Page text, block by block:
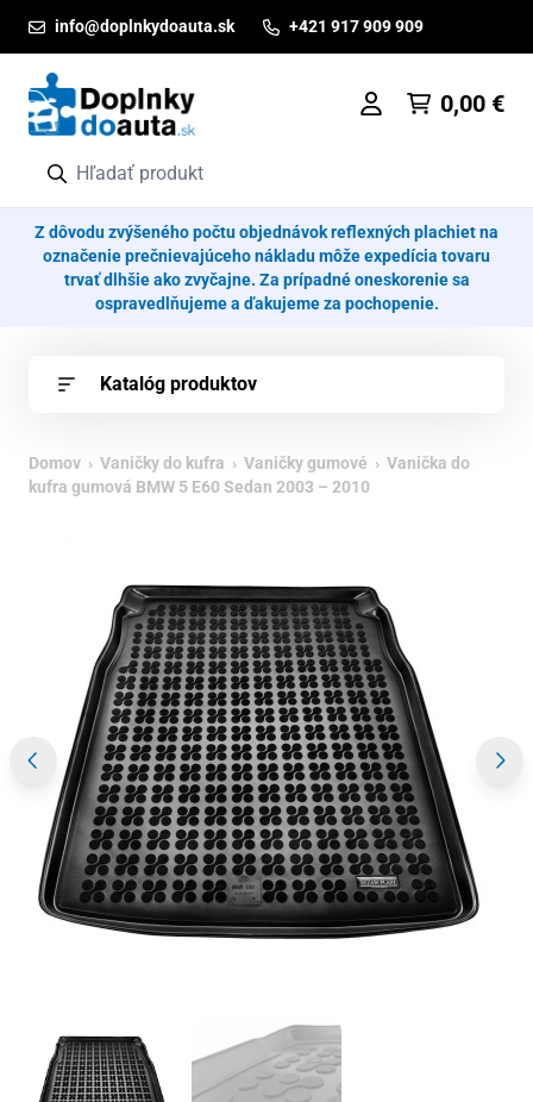
info@doplnkydoauta.sk +421 917 909 909
0,00 €
Z dôvodu zvýšeného počtu objednávok reflexných plachiet na
označenie prečnievajúceho nákladu môže expedícia tovaru
trvať dlhšie ako zvyčajne. Za prípadné oneskorenie sa
ospravedlňujeme a ďakujeme za pochopenie.
Katalóg produktov
Domov › Vaničky do kufra › Vaničky gumové › Vanička do
kufra gumová BMW 5 E60 Sedan 2003 – 2010